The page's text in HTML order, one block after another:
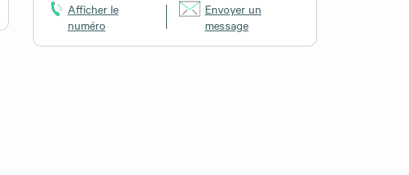
Afficher le
numéro
Envoyer un
message